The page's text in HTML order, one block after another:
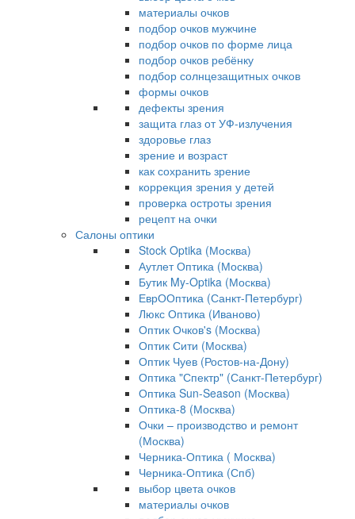
материалы очков
подбор очков мужчине
подбор очков по форме лица
подбор очков ребёнку
подбор солнцезащитных очков
формы очков
дефекты зрения
защита глаз от УФ-излучения
здоровье глаз
зрение и возраст
как сохранить зрение
коррекция зрения у детей
проверка остроты зрения
рецепт на очки
Салоны оптики
Stock Optika (Москва)
Аутлет Оптика (Москва)
Бутик My-Optika (Москва)
ЕврООптика (Санкт-Петербург)
Люкс Оптика (Иваново)
Оптик Очков's (Москва)
Оптик Сити (Москва)
Оптик Чуев (Ростов-на-Дону)
Оптика "Спектр" (Санкт-Петербург)
Оптика Sun-Season (Москва)
Оптика-8 (Москва)
Очки – производство и ремонт
(Москва)
Черника-Оптика ( Москва)
Черника-Оптика (Спб)
выбор цвета очков
материалы очков